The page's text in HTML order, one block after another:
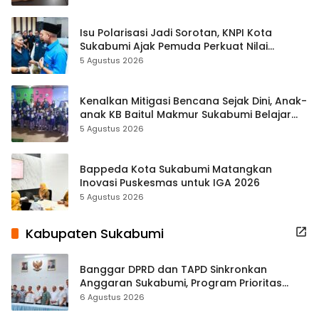
Isu Polarisasi Jadi Sorotan, KNPI Kota
Sukabumi Ajak Pemuda Perkuat Nilai
Kebangsaan
5 Agustus 2026
Kenalkan Mitigasi Bencana Sejak Dini, Anak-
anak KB Baitul Makmur Sukabumi Belajar
Lewat Boneka Tangan
5 Agustus 2026
Bappeda Kota Sukabumi Matangkan
Inovasi Puskesmas untuk IGA 2026
5 Agustus 2026
Kabupaten Sukabumi
Banggar DPRD dan TAPD Sinkronkan
Anggaran Sukabumi, Program Prioritas
hingga Pendapatan Dibahas
6 Agustus 2026